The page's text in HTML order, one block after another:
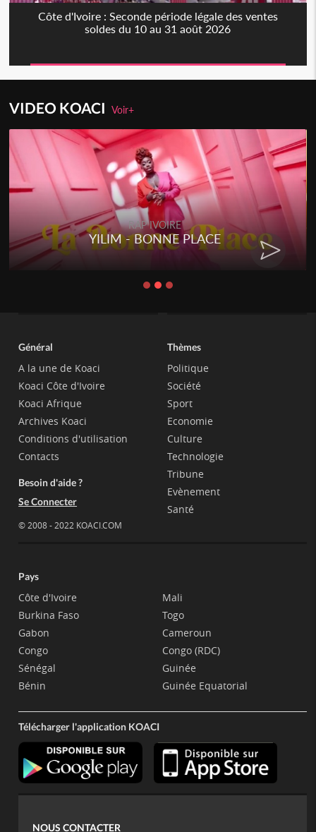
Côte d'Ivoire : Seconde période légale des ventes
soldes du 10 au 31 août 2026
VIDEO KOACIVoir+
RAP IVOIRE
YILIM - BONNE PLACE
Général
A la une de Koaci
Koaci Côte d'Ivoire
Koaci Afrique
Archives Koaci
Conditions d'utilisation
Contacts
Besoin d'aide ?
Se Connecter
© 2008 - 2022 KOACI.COM
Thèmes
Politique
Société
Sport
Economie
Culture
Technologie
Tribune
Evènement
Santé
Pays
Côte d'Ivoire
Burkina Faso
Gabon
Congo
Sénégal
Bénin
Mali
Togo
Cameroun
Congo (RDC)
Guinée
Guinée Equatorial
Télécharger l'application KOACI
NOUS CONTACTER